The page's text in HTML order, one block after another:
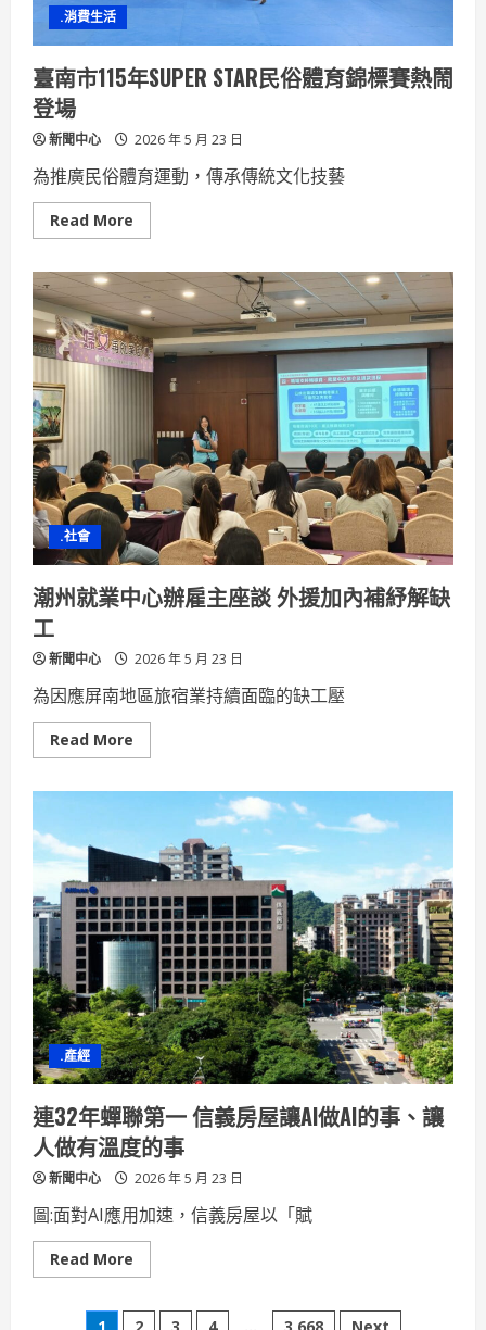
護
市
民
安
.消費生活
臺南市115年SUPER STAR民俗體育錦標賽熱鬧
登場
新聞中心 2026 年 5 月 23 日
為推廣民俗體育運動，傳承傳統文化技藝
Read More
more
南
市
115
年
SUPER
STAR
民
標
賽
熱
鬧
登
場
.社會
潮州就業中心辦雇主座談 外援加內補紓解缺
工
新聞中心 2026 年 5 月 23 日
為因應屏南地區旅宿業持續面臨的缺工壓
Read More
more
心
辦
雇
主
座
談
外
援
加
內
補
紓
解
缺
工
.產經
連32年蟬聯第一 信義房屋讓AI做AI的事、讓
人做有溫度的事
新聞中心 2026 年 5 月 23 日
圖:面對AI應用加速，信義房屋以「賦
Read More
more
32